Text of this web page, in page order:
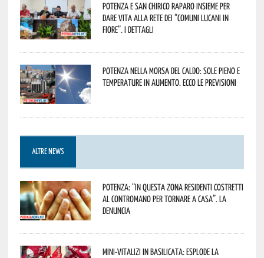
Potenza e San Chirico Raparo insieme per
dare vita alla rete dei “Comuni Lucani in
Fiore”. I dettagli
Potenza nella morsa del caldo: sole pieno e
temperature in aumento. Ecco le previsioni
ALTRE NEWS
Potenza: “In questa zona residenti costretti
al contromano per tornare a casa”. La
denuncia
Mini-vitalizi in Basilicata: esplode la